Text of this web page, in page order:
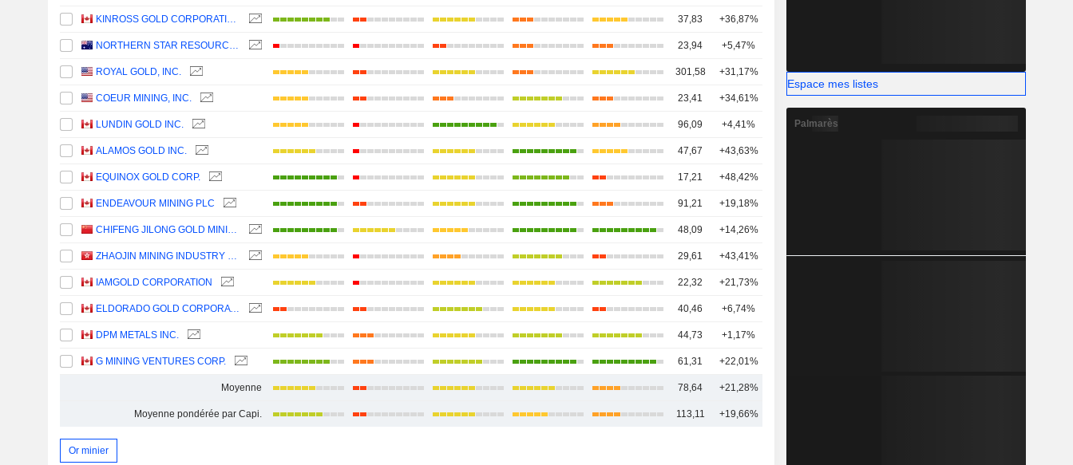
KINROSS GOLD CORPORATION 37,83 +36,87%
NORTHERN STAR RESOURCES LIMITED 23,94 +5,47%
ROYAL GOLD, INC. 301,58 +31,17% 12
COEUR MINING, INC. 23,41 +34,61% 11
LUNDIN GOLD INC. 96,09 +4,41%
ALAMOS GOLD INC. 47,67 +43,63%
EQUINOX GOLD CORP. 17,21 +48,42%
ENDEAVOUR MINING PLC 91,21 +19,18%
CHIFENG JILONG GOLD MINING GROUP LIMITED 48,09 +14,26%
ZHAOJIN MINING INDUSTRY COMPANY LIMITED 29,61 +43,41% 9
IAMGOLD CORPORATION 22,32 +21,73%
ELDORADO GOLD CORPORATION 40,46 +6,74%
DPM METALS INC. 44,73 +1,17%
G MINING VENTURES CORP. 61,31 +22,01%
Moyenne 78,64 +21,28%
Moyenne pondérée par Capi. 113,11 +19,66%
Or minier
Espace mes listes
Palmarès